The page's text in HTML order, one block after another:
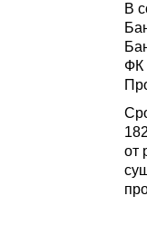
В
ФК
от